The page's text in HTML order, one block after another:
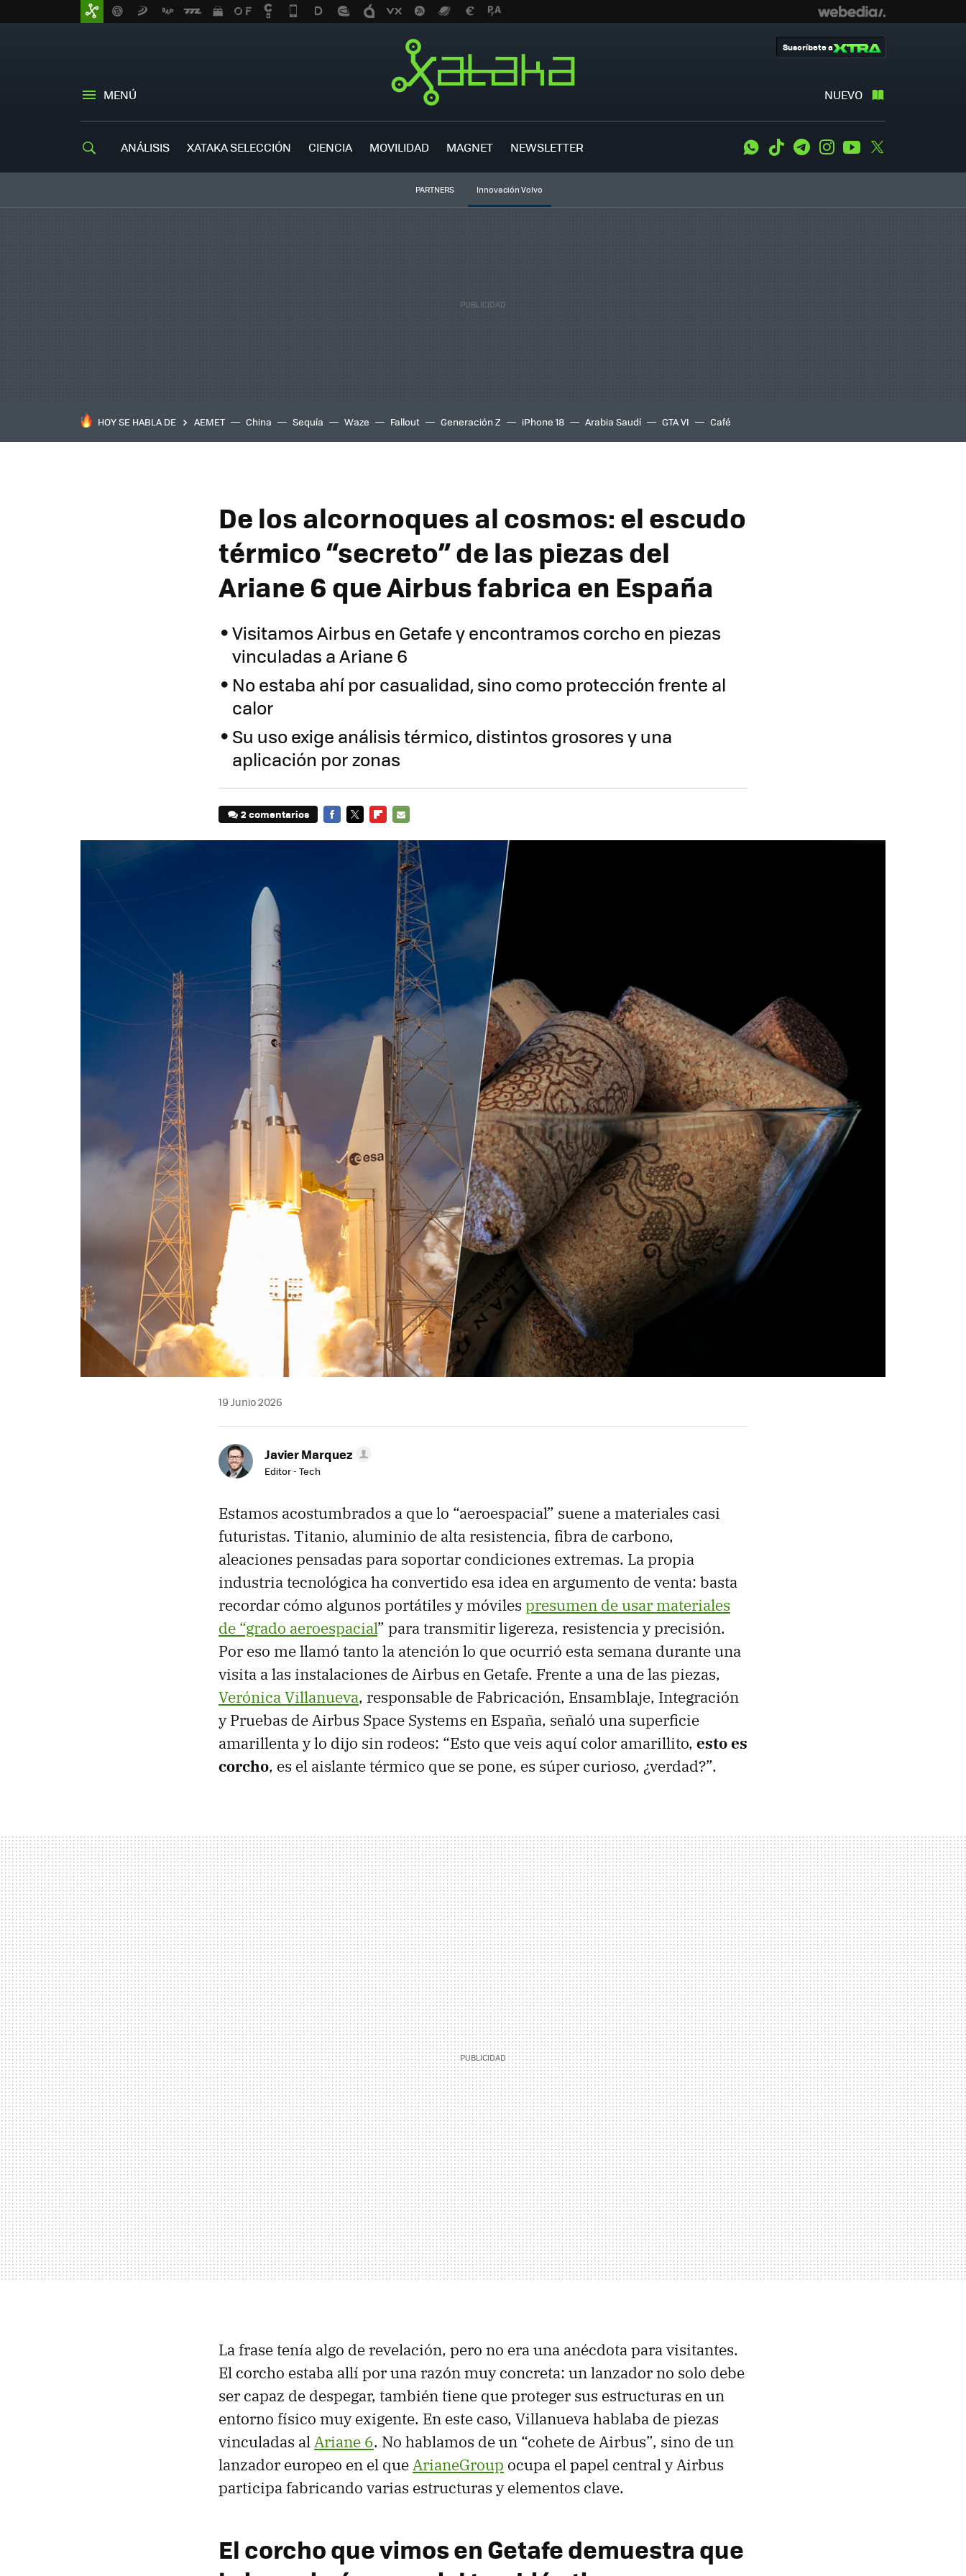
MENÚ NUEVO
Suscríbete a
ANÁLISIS XATAKA SELECCIÓN CIENCIA MOVILIDAD MAGNET NEWSLETTER WhatsApp
Tiktok TelegramInstagramYoutube
PARTNERS Innovación Volvo
HOY SE HABLA DE AEMET China Sequía Waze Fallout Generación Z iPhone 18 Arabia Saudí GTA VI Café
De los alcornoques al cosmos: el escudo
térmico “secreto” de las piezas del
Ariane 6 que Airbus fabrica en España
Visitamos Airbus en Getafe y encontramos corcho en piezas
vinculadas a Ariane 6
No estaba ahí por casualidad, sino como protección frente al
calor
Su uso exige análisis térmico, distintos grosores y una
aplicación por zonas
2 comentarios
MAIL
19 Junio 2026
Javier Marquez
Editor - Tech
Estamos acostumbrados a que lo “aeroespacial” suene a materiales casi
futuristas. Titanio, aluminio de alta resistencia, fibra de carbono,
aleaciones pensadas para soportar condiciones extremas. La propia
industria tecnológica ha convertido esa idea en argumento de venta: basta
recordar cómo algunos portátiles y móviles presumen de usar materiales
de “grado aeroespacial” para transmitir ligereza, resistencia y precisión.
Por eso me llamó tanto la atención lo que ocurrió esta semana durante una
visita a las instalaciones de Airbus en Getafe. Frente a una de las piezas,
Verónica Villanueva, responsable de Fabricación, Ensamblaje, Integración
y Pruebas de Airbus Space Systems en España, señaló una superficie
amarillenta y lo dijo sin rodeos: “Esto que veis aquí color amarillito, esto es
corcho, es el aislante térmico que se pone, es súper curioso, ¿verdad?”.
La frase tenía algo de revelación, pero no era una anécdota para visitantes.
El corcho estaba allí por una razón muy concreta: un lanzador no solo debe
ser capaz de despegar, también tiene que proteger sus estructuras en un
entorno físico muy exigente. En este caso, Villanueva hablaba de piezas
vinculadas alAriane 6. No hablamos de un “cohete de Airbus”, sino de un
lanzador europeo en el queArianeGroup ocupa el papel central y Airbus
participa fabricando varias estructuras y elementos clave.
El corcho que vimos en Getafe demuestra que